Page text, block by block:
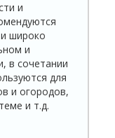
и
широко
и
в сочетании
для
и огородов,
и т.д.